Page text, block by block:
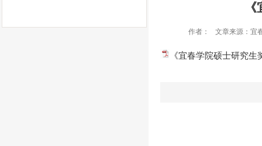
作者： 文章来源：宜
《宜春学院硕士研究